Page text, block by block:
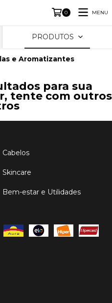
0 MENU
PRODUTOS
e Aromatizantes
para sua
tente com outros
Cabelos
Skincare
Bem-estar e Utilidades